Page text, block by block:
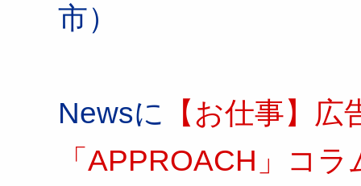
市）
Newsに 【お仕事】
「APPROACH」コ